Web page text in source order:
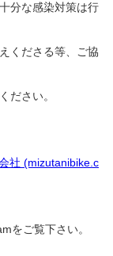
分な感染対策は行
くださる等、ご協
ださい。
社 (mizutanibike.c
をご覧下さい。